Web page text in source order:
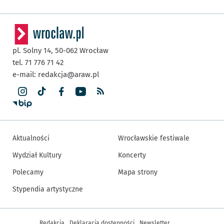
pl. Solny 14, 50-062 Wrocław
tel. 71 776 71 42
e-mail: redakcja@araw.pl
Aktualności
Wydział Kultury
Polecamy
Stypendia artystyczne
Wrocławskie festiwale
Koncerty
Mapa strony
Inne informacje